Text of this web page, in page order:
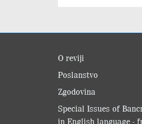
O reviji
Poslanstvo
Zgodovina
Special Issues of
in English language -